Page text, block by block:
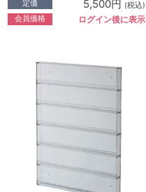
定価 5,500円 (税込)
会員価格 ログイン後に表示